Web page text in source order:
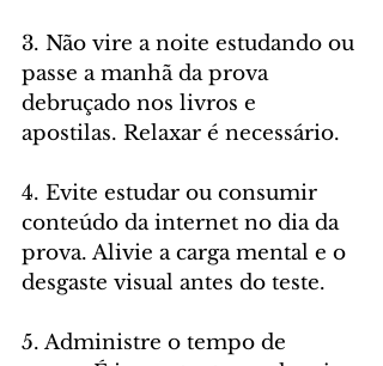
3. Não vire a noite estudando ou
passe a manhã da prova
debruçado nos livros e
apostilas. Relaxar é necessário.
4. Evite estudar ou consumir
conteúdo da internet no dia da
prova. Alivie a carga mental e o
desgaste visual antes do teste.
5. Administre o tempo de